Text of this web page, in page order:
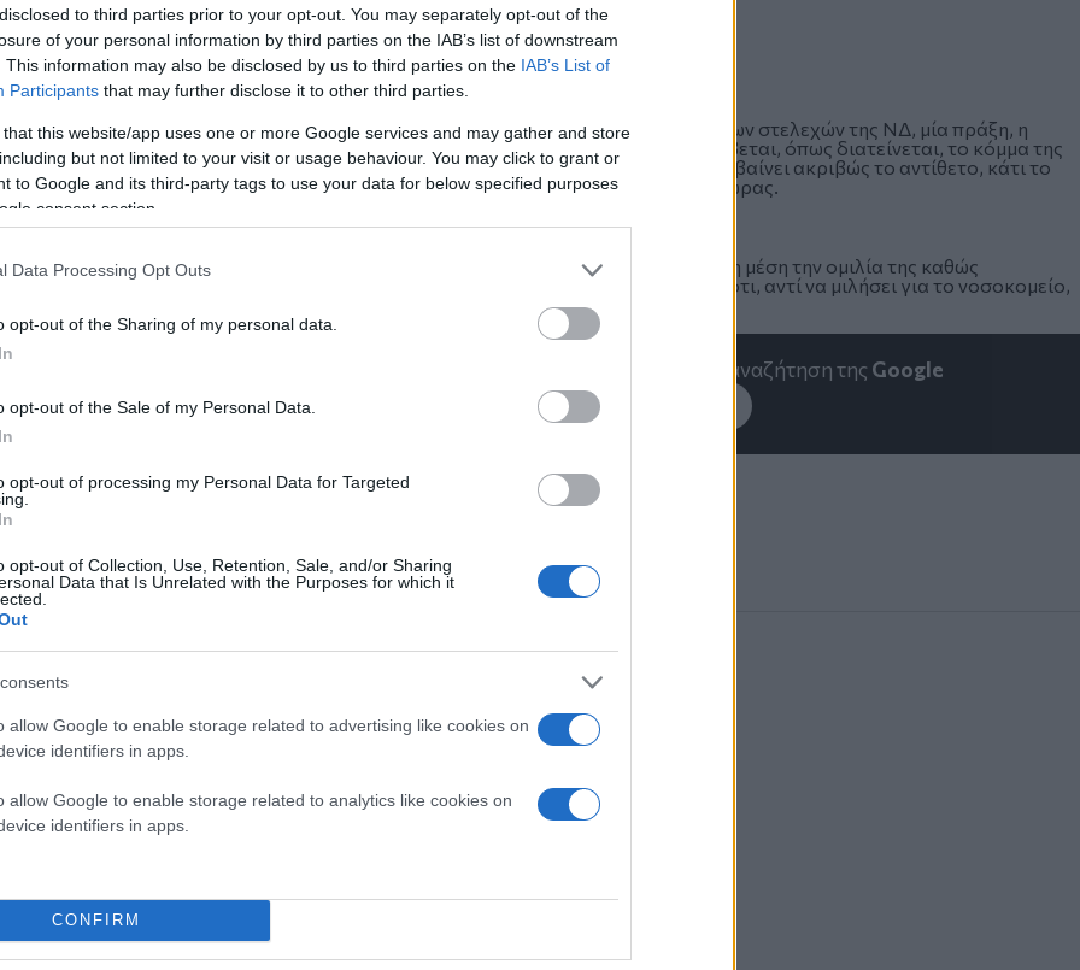
to third parties prior to your opt-out. You may separately opt-out of the
of your personal information by third parties on the IAB’s list of downstream
This information may also be disclosed by us to third parties on the IAB’s List of
Participants that may further disclose it to other third parties.
that this website/app uses one or more Google services and may gather and store
but not limited to your visit or usage behaviour. You may click to grant or
to Google and its third-party tags to use your data for below specified purposes
consent section.
Data Processing Opt Outs
opt-out of the Sharing of my personal data.
opt-out of the Sale of my Personal Data.
opt-out of processing my Personal Data for Targeted
opt-out of Collection, Use, Retention, Sale, and/or Sharing
Data that Is Unrelated with the Purposes for which it
allow Google to enable storage related to advertising like cookies on
identifiers in apps.
allow Google to enable storage related to analytics like cookies on
identifiers in apps.
CONFIRM
Ο ΣΥΡΙΖΑ Θεσσαλονίκης καταγγέλλει την προσχεδιασμένη ενέργεια των στελεχών της ΝΔ, μία πράξη, η
οποία έρχεται σε αντίθεση με τις αρχές της δημοκρατίας τις οποίες σέβεται, όπως διατείνεται, το κόμμα της
αξιωματικής αντιπολίτευσης. Η πραγματικότητα όμως δείχνει πως συμβαίνει ακριβώς το αντίθετο, κάτι το
οποίο θα πρέπει να προβληματίσει τους δημοκρατικούς πολίτες της χώρας.
Να θυμίσουμε ότι στη χθεσινή εκδήλωση η κ. Χατζηγεωργίου άφησε στη μέση την ομιλία της καθώς
ενοχλήθηκε από τα σχόλια του ακροατηρίου, που άφηναν να εννοηθεί ότι, αντί να μιλήσει για το νοσοκομείο,
στην αναζήτηση της Google
Πρόσθεσέ το στην